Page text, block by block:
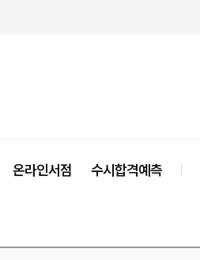
온라인서점 수시합격예측